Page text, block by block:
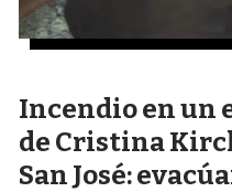
Incendio en un
de Cristina
San José: